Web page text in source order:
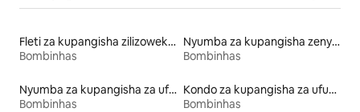
Fleti za kupangisha zilizowekewa huduma
Bombinhas
Nyumba za kupangisha zenye kiamsha kinywa
Bombinhas
Nyumba za kupangisha za ufukweni
Bombinhas
Kondo za kupangisha za ufukweni
Bombinhas